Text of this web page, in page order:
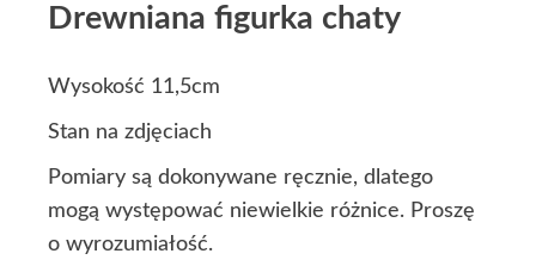
Drewniana figurka chaty
Wysokość 11,5cm
Stan na zdjęciach
Pomiary są dokonywane ręcznie, dlatego
mogą występować niewielkie różnice. Proszę
o wyrozumiałość.